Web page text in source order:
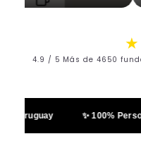
4.9 / 5 Más de 4650
Uruguay ✨ 100%